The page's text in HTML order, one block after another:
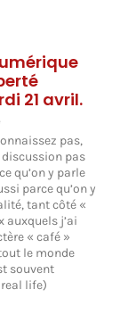
21 avril.
pas,
discussion pas
qu’on y parle
parce qu’on y
tant côté «
auxquels j’ai
« café »
le monde
souvent
life)